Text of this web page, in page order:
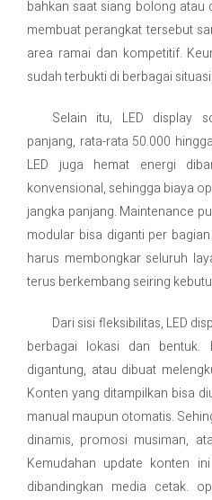
bahkan saat siang bolong atau
membuat perangkat tersebut
area ramai dan kompetitif.
sudah terbukti di berbagai
Selain itu, LED display
panjang, rata-rata 50.000
LED juga hemat energi
konvensional, sehingga biaya
jangka panjang. Maintenance
modular bisa diganti per
harus membongkar seluruh
terus berkembang seiring
Dari sisi fleksibilitas, LED
berbagai lokasi dan bentuk.
digantung, atau dibuat
Konten yang ditampilkan bisa
manual maupun otomatis.
dinamis, promosi musiman,
Kemudahan update konten
dibandingkan media cetak.